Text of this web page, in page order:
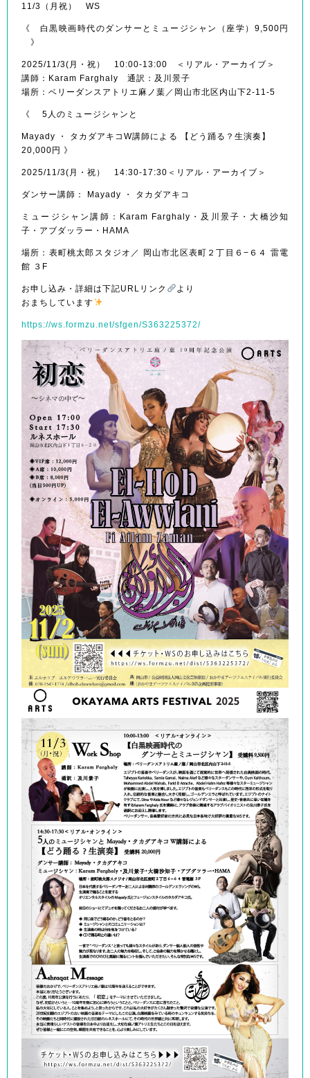
11/3（月祝） WS
《 白黒映画時代のダンサーとミュージシャン（座学）9,500円
》
2025/11/3(月・祝） 10:00-13:00 ＜リアル・アーカイブ＞
講師：Karam Farghaly 通訳：及川景子
場所：ベリーダンスアトリエ麻ノ葉／岡山市北区内山下2-11-5
《 5人のミュージシャンと
Mayady ・ タカダアキコW講師による 【どう踊る？生演奏】
20,000円 》
2025/11/3(月・祝） 14:30-17:30＜リアル・アーカイブ＞
ダンサー講師： Mayady ・ タカダアキコ
ミュージシャン講師：Karam Farghaly・及川景子・大橋沙知
子・アブダッラー・HAMA
場所：表町桃太郎スタジオ／ 岡山市北区表町２丁目６−６４ 雷電
館 ３F
お申し込み・詳細は下記URLリンク
より
おまちしています
https://ws.formzu.net/sfgen/S363225372/